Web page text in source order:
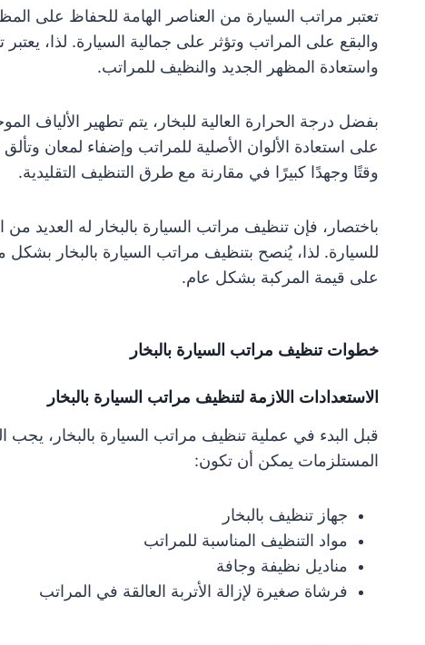
تعتبر مراتب السيارة من العناصر الهامة للحفاظ على
والبقع على المراتب وتؤثر على جمالية السيارة. لذا، يعتبر
واستعادة المظهر الجديد والنظيف للمراتب.
بفضل درجة الحرارة العالية للبخار، يتم تطهير الألياف
على استعادة الألوان الأصلية للمراتب وإضفاء لمعان
وقتًا وجهدًا كبيرًا في مقارنة مع طرق التنظيف التقليدية.
باختصار، فإن تنظيف مراتب السيارة بالبخار له العديد
للسيارة. لذا، يُنصح بتنظيف مراتب السيارة بالبخار
على قيمة المركبة بشكل عام.
خطوات تنظيف مراتب السيارة بالبخار
الاستعدادات اللازمة لتنظيف مراتب السيارة بالبخار
قبل البدء في عملية تنظيف مراتب السيارة بالبخار، يجب
المستلزمات يمكن أن تكون:
جهاز تنظيف بالبخار
مواد التنظيف المناسبة للمراتب
مناديل نظيفة وجافة
فرشاة صغيرة لإزالة الأتربة العالقة في المراتب